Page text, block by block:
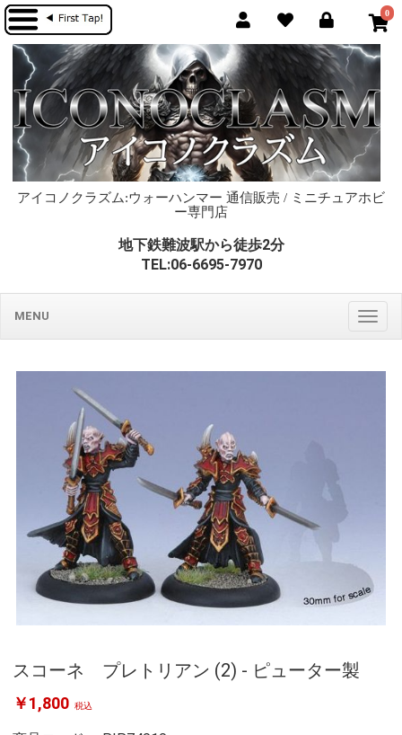
0
アイコノクラズム:ウォーハンマー 通信販売 / ミニチュアホビ
ー専門店
地下鉄難波駅から徒歩2分
TEL:06-6695-7970
MENU
スコーネ プレトリアン (2) - ピューター製
￥1,800 税込